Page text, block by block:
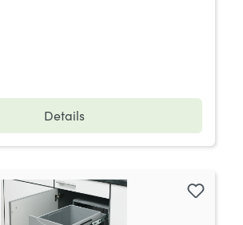
Details